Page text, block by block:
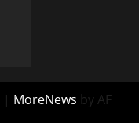
| MoreNews by AF